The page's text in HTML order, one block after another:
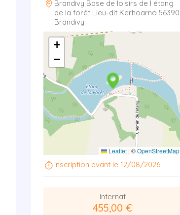
Brandivy Base de loisirs de l étang
de la forêt Lieu-dit Kerhoarno 56390
Brandivy
+
−
Leaflet | ©OpenStreetMap
inscription avant le 12/08/2026
Internat
455,00 €